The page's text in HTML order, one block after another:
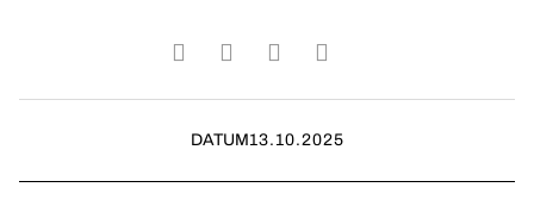
DATUM13.10.2025